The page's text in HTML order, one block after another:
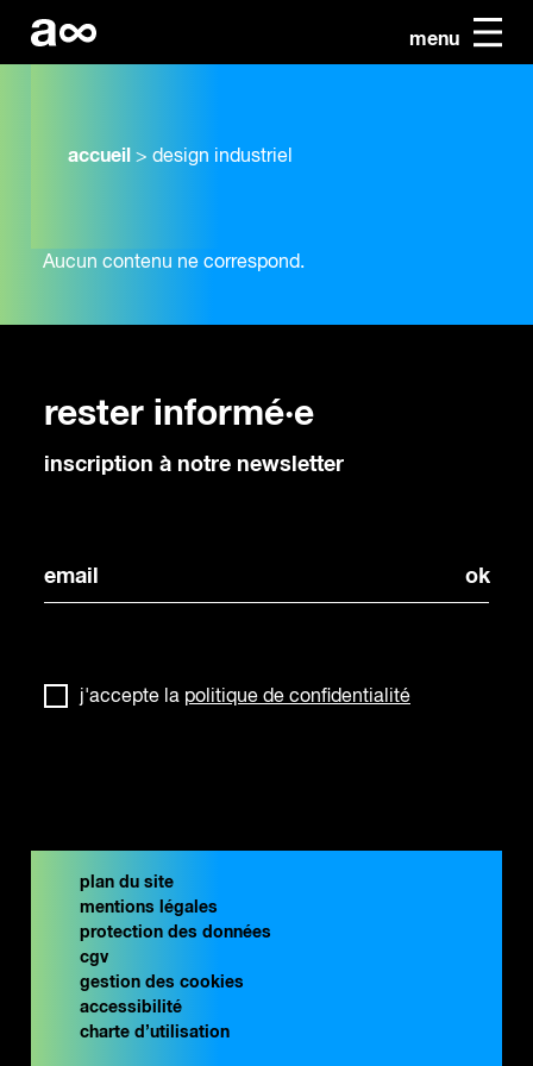
menu
accueil > design industriel
Aucun contenu ne correspond.
rester informé·e
inscription à notre newsletter
j'accepte la politique de confidentialité
plan du site
mentions légales
protection des données
cgv
gestion des cookies
accessibilité
charte d’utilisation